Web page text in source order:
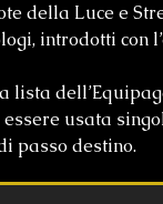
della Luce e
introdotti con
lista
usata
passo destino.